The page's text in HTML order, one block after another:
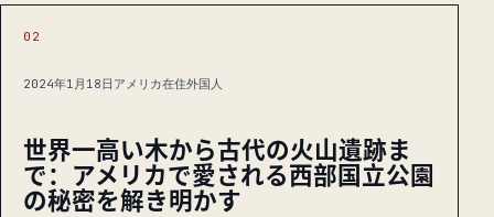
02
2024年1月18日 アメリカ在住外国人
世界一高い木から古代の火山遺跡ま
で：アメリカで愛される西部国立公園
の秘密を解き明かす